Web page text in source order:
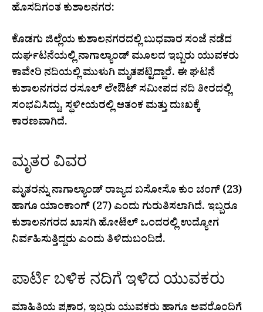
ಹೊಸದಿಗಂತ ಕುಶಾಲನಗರ:
ಕೊಡಗು ಜಿಲ್ಲೆಯ ಕುಶಾಲನಗರದಲ್ಲಿ ಬುಧವಾರ ಸಂಜೆ ನಡೆದ
ದುರ್ಘಟನೆಯಲ್ಲಿ ನಾಗಾಲ್ಯಾಂಡ್ ಮೂಲದ ಇಬ್ಬರು ಯುವಕರು
ಕಾವೇರಿ ನದಿಯಲ್ಲಿ ಮುಳುಗಿ ಮೃತಪಟ್ಟಿದ್ದಾರೆ. ಈ ಘಟನೆ
ಕುಶಾಲನಗರದ ರಸೂಲ್ ಲೇಔಟ್ ಸಮೀಪದ ನದಿ ತೀರದಲ್ಲಿ
ಸಂಭವಿಸಿದ್ದು, ಸ್ಥಳೀಯರಲ್ಲಿ ಆತಂಕ ಮತ್ತು ದುಃಖಕ್ಕೆ
ಕಾರಣವಾಗಿದೆ.
ಮೃತರ ವಿವರ
ಮೃತರನ್ನು ನಾಗಾಲ್ಯಾಂಡ್ ರಾಜ್ಯದ ಬಸೋಸೊ ಕುಂ ಚಂಗ್ (23)
ಹಾಗೂ ಯಾಂಕಾಂಗ್ (27) ಎಂದು ಗುರುತಿಸಲಾಗಿದೆ. ಇಬ್ಬರೂ
ಕುಶಾಲನಗರದ ಖಾಸಗಿ ಹೋಟೆಲ್ ಒಂದರಲ್ಲಿ ಉದ್ಯೋಗ
ನಿರ್ವಹಿಸುತ್ತಿದ್ದರು ಎಂದು ತಿಳಿದುಬಂದಿದೆ.
ಪಾರ್ಟಿ ಬಳಿಕ ನದಿಗೆ ಇಳಿದ ಯುವಕರು